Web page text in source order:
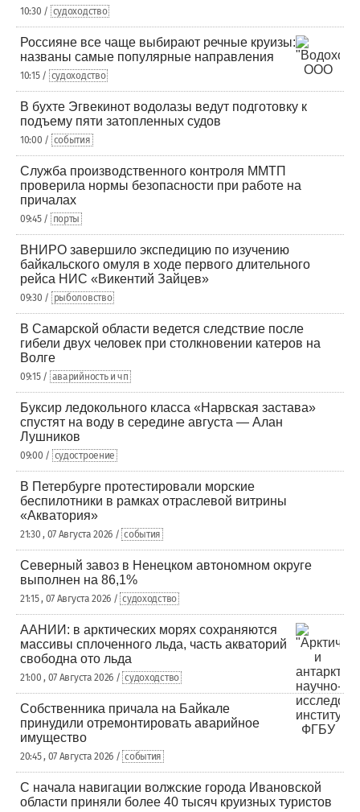
10:30 / судоходство
Россияне все чаще выбирают речные круизы:
названы самые популярные направления
10:15 / судоходство
В бухте Эгвекинот водолазы ведут подготовку к
подъему пяти затопленных судов
10:00 / события
Служба производственного контроля ММТП
проверила нормы безопасности при работе на
причалах
09:45 / порты
ВНИРО завершило экспедицию по изучению
байкальского омуля в ходе первого длительного
рейса НИС «Викентий Зайцев»
09:30 / рыболовство
В Самарской области ведется следствие после
гибели двух человек при столкновении катеров на
Волге
09:15 / аварийность и чп
Буксир ледокольного класса «Нарвская застава»
спустят на воду в середине августа — Алан
Лушников
09:00 / судостроение
В Петербурге протестировали морские
беспилотники в рамках отраслевой витрины
«Акватория»
21:30 , 07 Августа 2026 / события
Северный завоз в Ненецком автономном округе
выполнен на 86,1%
21:15 , 07 Августа 2026 / судоходство
ААНИИ: в арктических морях сохраняются
массивы сплоченного льда, часть акваторий
свободна ото льда
21:00 , 07 Августа 2026 / судоходство
Собственника причала на Байкале
принудили отремонтировать аварийное
имущество
20:45 , 07 Августа 2026 / события
С начала навигации волжские города Ивановской
области приняли более 40 тысяч круизных туристов